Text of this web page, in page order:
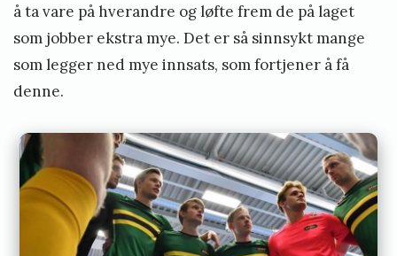
å ta vare på hverandre og løfte frem de på laget
som jobber ekstra mye. Det er så sinnsykt mange
som legger ned mye innsats, som fortjener å få
denne.